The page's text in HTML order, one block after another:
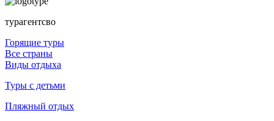
турагентсво
Горящие туры
Все страны
Виды отдыха
Туры с детьми
Пляжный отдых